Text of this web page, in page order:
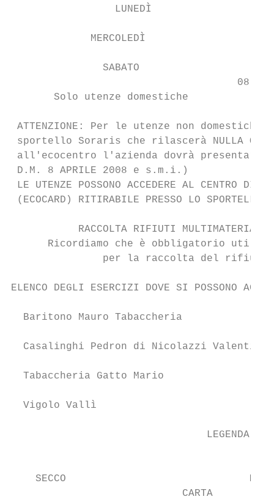
LUNEDÌ
MERCOLEDÌ
               SABATO
       Solo utenze domestiche
ATTENZIONE: Per le utenze non
sportello Soraris che rilascerà NULLA
all'ecocentro l'azienda dovrà presentare la
D.M. 8 APRILE 2008 e s.m.i.)
LE UTENZE POSSONO ACCEDERE AL CENTRO DI
(ECOCARD) RITIRABILE PRESSO LO SPORTELLO
RACCOLTA RIFIUTI MULTIMATERIALE
Ricordiamo che è obbligatorio
per la raccolta del
ELENCO DEGLI ESERCIZI DOVE SI POSSONO
Baritono Mauro Tabaccheria
Casalinghi Pedron di Nicolazzi
Tabaccheria Gatto Mario
Vigolo Vallì
LEGENDA
SECCO
                            CARTA